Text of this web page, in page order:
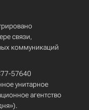
связи,
коммуникаций
57640
унитарное
агентство